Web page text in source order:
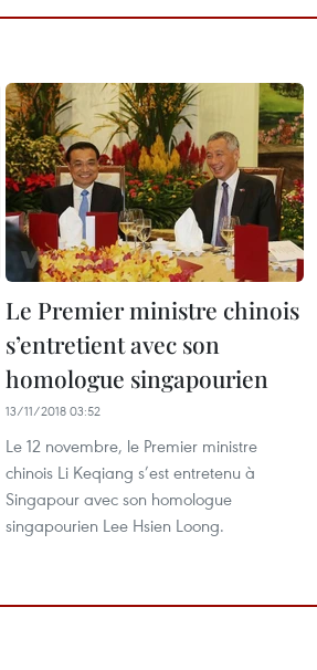
Le Premier ministre chinois
s’entretient avec son
homologue singapourien
13/11/2018 03:52
Le 12 novembre, le Premier ministre
chinois Li Keqiang s’est entretenu à
Singapour avec son homologue
singapourien Lee Hsien Loong.